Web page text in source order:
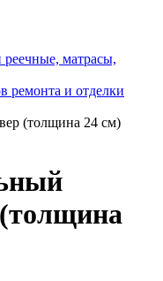
реечные, матрасы,
ремонта и отделки
(толщина 24 см)